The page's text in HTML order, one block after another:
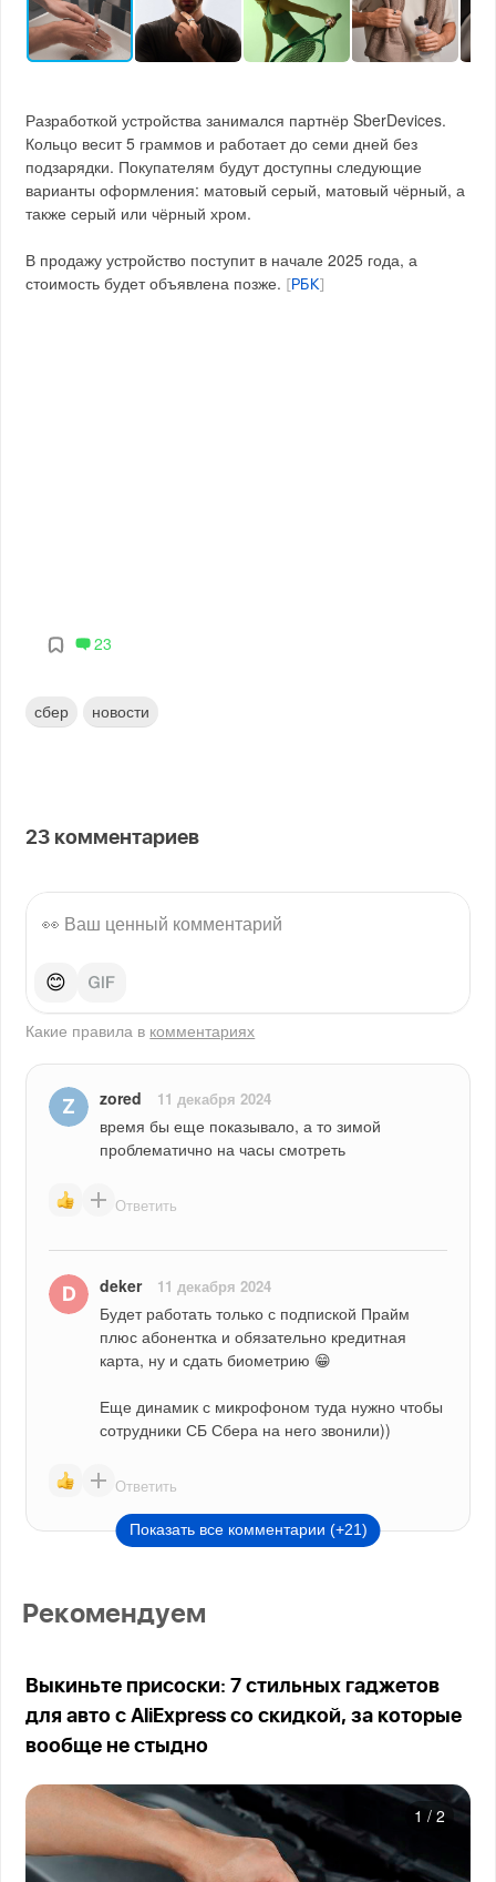
Разработкой устройства занимался партнёр SberDevices.
Кольцо весит 5 граммов и работает до семи дней без
подзарядки. Покупателям будут доступны следующие
варианты оформления: матовый серый, матовый чёрный, а
также серый или чёрный хром.
В продажу устройство поступит в начале 2025 года, а
стоимость будет объявлена позже.
РБК
23
сбер новости
23 комментариев
😊
Какие правила в комментариях
zored 11 декабря 2024
время бы еще показывало, а то зимой
проблематично на часы смотреть
Ответить
deker 11 декабря 2024
Будет работать только с подпиской Прайм
плюс абонентка и обязательно кредитная
карта, ну и сдать биометрию 😁
Еще динамик с микрофоном туда нужно чтобы
сотрудники СБ Сбера на него звонили))
Ответить
Показать все комментарии (+21)
Рекомендуем
Выкиньте присоски: 7 стильных гаджетов
для авто с AliExpress со скидкой, за которые
вообще не стыдно
1 / 2